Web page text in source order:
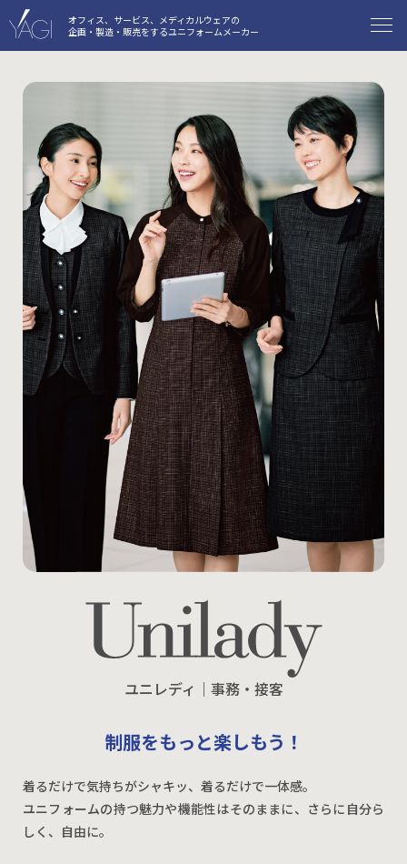
オフィス、サービス、メディカルウェアの
企画・製造・販売をするユニフォームメーカー
ユニレディ｜事務・接客
制服をもっと楽しもう！
着るだけで気持ちがシャキッ、着るだけで一体感。
ユニフォームの持つ魅力や機能性はそのままに、さらに自分ら
しく、自由に。